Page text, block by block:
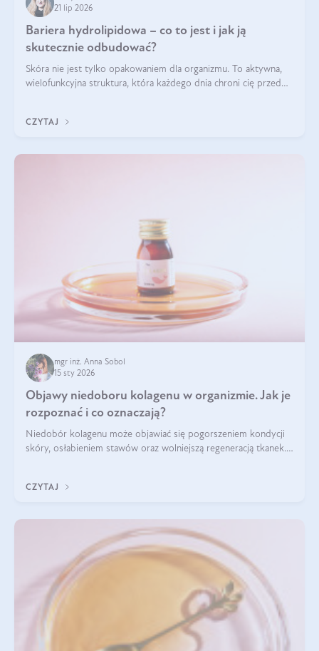
21 lip 2026
Bariera hydrolipidowa – co to jest i jak ją
skutecznie odbudować?
Skóra nie jest tylko opakowaniem dla organizmu. To aktywna,
wielofunkcyjna struktura, która każdego dnia chroni cię przed
bariera hydrolipidowa.
CZYTAJ
mgr inż. Anna Sobol
15 sty 2026
Objawy niedoboru kolagenu w organizmie. Jak je
rozpoznać i co oznaczają?
Niedobór kolagenu może objawiać się pogorszeniem kondycji
skóry, osłabieniem stawów oraz wolniejszą regeneracją tkanek.
osłabienie włosów.
CZYTAJ